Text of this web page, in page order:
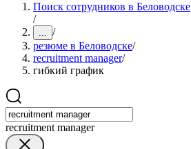
Поиск сотрудников в Беловодске
/
... /
резюме в Беловодске/
recruitment manager/
гибкий график
recruitment manager